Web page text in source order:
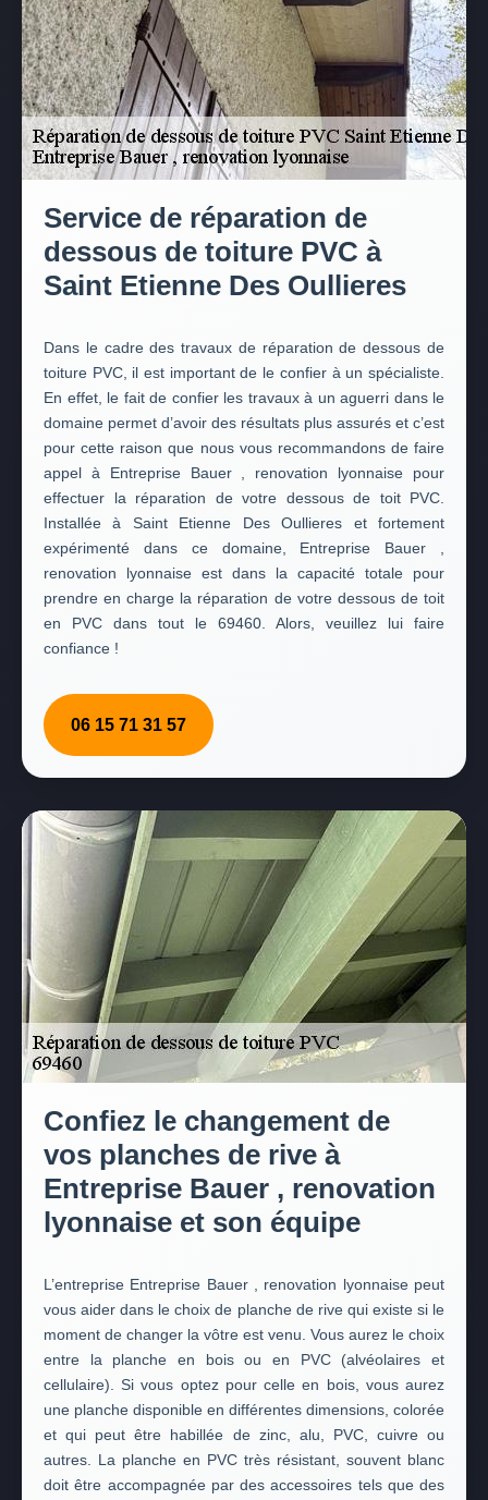
Service de réparation de
dessous de toiture PVC à
Saint Etienne Des Oullieres
Dans le cadre des travaux de réparation de dessous de
toiture PVC, il est important de le confier à un spécialiste.
En effet, le fait de confier les travaux à un aguerri dans le
domaine permet d’avoir des résultats plus assurés et c’est
pour cette raison que nous vous recommandons de faire
appel à Entreprise Bauer , renovation lyonnaise pour
effectuer la réparation de votre dessous de toit PVC.
Installée à Saint Etienne Des Oullieres et fortement
expérimenté dans ce domaine, Entreprise Bauer ,
renovation lyonnaise est dans la capacité totale pour
prendre en charge la réparation de votre dessous de toit
en PVC dans tout le 69460. Alors, veuillez lui faire
confiance !
06 15 71 31 57
Confiez le changement de
vos planches de rive à
Entreprise Bauer , renovation
lyonnaise et son équipe
L’entreprise Entreprise Bauer , renovation lyonnaise peut
vous aider dans le choix de planche de rive qui existe si le
moment de changer la vôtre est venu. Vous aurez le choix
entre la planche en bois ou en PVC (alvéolaires et
cellulaire). Si vous optez pour celle en bois, vous aurez
une planche disponible en différentes dimensions, colorée
et qui peut être habillée de zinc, alu, PVC, cuivre ou
autres. La planche en PVC très résistant, souvent blanc
doit être accompagnée par des accessoires tels que des